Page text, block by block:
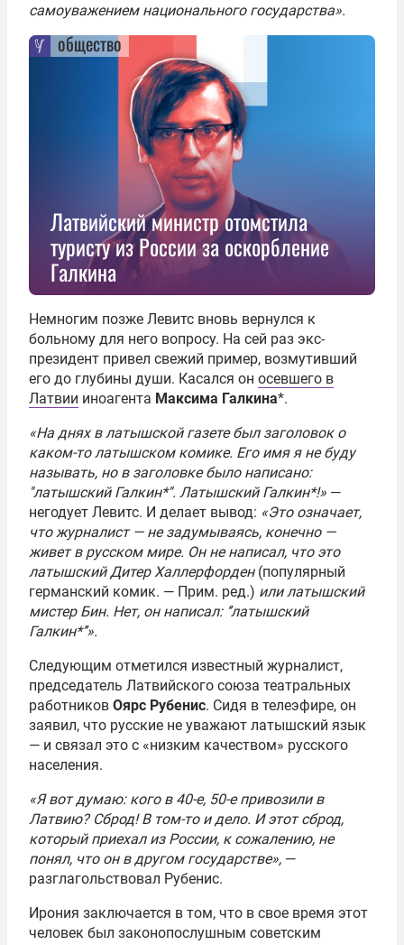
самоуважением национального государства».
общество
Латвийский министр отомстила
туристу из России за оскорбление
Галкина
Немногим позже Левитс вновь вернулся к
больному для него вопросу. На сей раз экс-
президент привел свежий пример, возмутивший
его до глубины души. Касался он осевшего в
Латвии иноагента Максима Галкина*.
«На днях в латышской газете был заголовок о
каком-то латышском комике. Его имя я не буду
называть, но в заголовке было написано:
''латышский Галкин*''. Латышский Галкин*!» —
негодует Левитс. И делает вывод: «Это означает,
что журналист — не задумываясь, конечно —
живет в русском мире. Он не написал, что это
латышский Дитер Халлерфорден (популярный
германский комик. — Прим. ред.) или латышский
мистер Бин. Нет, он написал: ‘’латышский
Галкин*’’».
Следующим отметился известный журналист,
председатель Латвийского союза театральных
работников Оярс Рубенис. Сидя в телеэфире, он
заявил, что русские не уважают латышский язык
— и связал это с «низким качеством» русского
населения.
«Я вот думаю: кого в 40-е, 50-е привозили в
Латвию? Сброд! В том-то и дело. И этот сброд,
который приехал из России, к сожалению, не
понял, что он в другом государстве», —
разглагольствовал Рубенис.
Ирония заключается в том, что в свое время этот
человек был законопослушным советским